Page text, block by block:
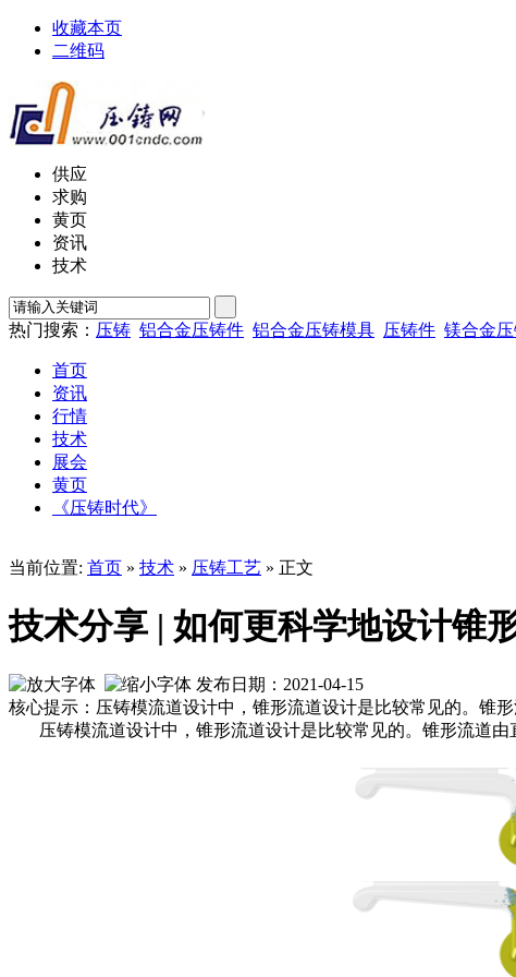
收藏本页
二维码
供应
求购
黄页
资讯
技术
热门搜索： 压铸 铝合金压铸件 铝合金压铸模具 压铸件 镁合金
首页
资讯
行情
技术
展会
黄页
《压铸时代》
当前位置: 首页 » 技术 » 压铸工艺 » 正文
技术分享 | 如何更科学地设计锥
发布日期：2021-04-15
核心提示：压铸模流道设计中，锥形流道设计是比较常见的。锥
压铸模流道设计中，锥形流道设计是比较常见的。锥形流道由